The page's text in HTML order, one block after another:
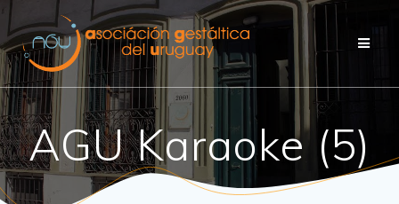
AGU Karaoke (5)